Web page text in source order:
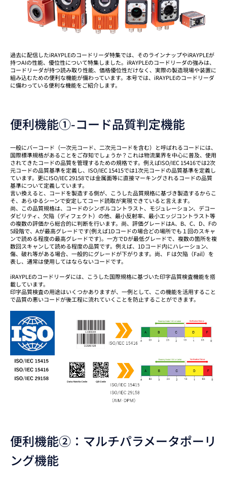
過去に配信したiRAYPLEのコードリーダ特集では、そのラインナップやiRAYPLEが
持つAIの性能、優位性について特集しました。iRAYPLEのコードリーダの強みは、
コードリーダが持つ読み取り性能、価格優位性だけなく、実際の製造現場や装置に
組み込むための便利な機能が備わっています。本号では、iRAYPLEのコードリーダ
に備わっている便利な機能をご紹介します。
便利機能①-コード品質判定機能
一般にバーコード（一次元コード、二次元コードを含む）と呼ばれるコードには、
国際標準規格があることをご存知でしょうか？これは物流業界を中心に普及、使用
されてきたコードの品質を管理するための規格です。例えばISO/IEC 15416では2次
元コードの品質基準を定義し、ISO/IEC 15415では1次元コードの品質基準を定義し
ています。更にISO/IEC 29158では金属面等に直接マーキングされるコードの品質
基準について定義しています。
言い換えると、コードを製造する側が、こうした品質規格に基づき製造するからこ
そ、あらゆるシーンで安定してコード読取が実現できていると言えます。
尚、この品質規格は、コードのシンボルコントラスト、モジュレーション、デコー
ダビリティ、欠陥（ディフェクト）の他、最小反射率、最小エッジコントラスト等
の複数の評価から総合的に判断を行います。尚、評価グレードはA、B、C、D、Fの
5段階で、Aが最高グレードです(例えば1Dコードの場合どの場所でも１回のスキャ
ンで読める程度の最高グレードです)。一方でDが最低グレードで、複数の箇所を複
数回スキャンして読める程度の品質です。例えば、1Dコード内にハレーション、
傷、破れ等がある場合、一般的にグレードが下がります。尚、Ｆは欠陥（Fail）を
表し、通常は使用してはならないコードです。
iRAYPLEのコードリーダには、こうした国際規格に基づいた印字品質検査機能を搭
載しています。
印字品質検査の用途はいくつかありますが、一例として、この機能を活用すること
で品質の悪いコードが後工程に流れていくことを防止することができます。
便利機能②：マルチパラメータポーリ
ング機能